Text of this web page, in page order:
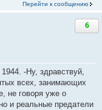
Перейти к сообщению
6
-Ну, здравствуй,
всех, занимающих
не говоря уже о
и реальные предатели